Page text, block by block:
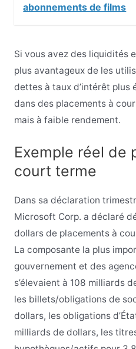
abonnements de films
Si vous avez des liquidités
plus avantageux de les
dettes à taux d’intérêt plus
dans des placements à
mais à faible rendement.
Exemple réel de
court terme
Dans sa déclaration
Microsoft Corp. a déclaré
dollars de placements à
La composante la plus
gouvernement et des
s’élevaient à 108 milliards
les billets/obligations de
dollars, les obligations
milliards de dollars, les